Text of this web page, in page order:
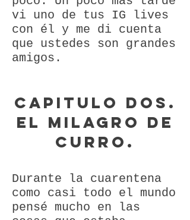
vi uno de tus IG lives
con él y me di cuenta
que ustedes son grandes
amigos.
Capitulo dos.
El milagro de
Curro.
Durante la cuarentena
como casi todo el mundo
pensé mucho en las